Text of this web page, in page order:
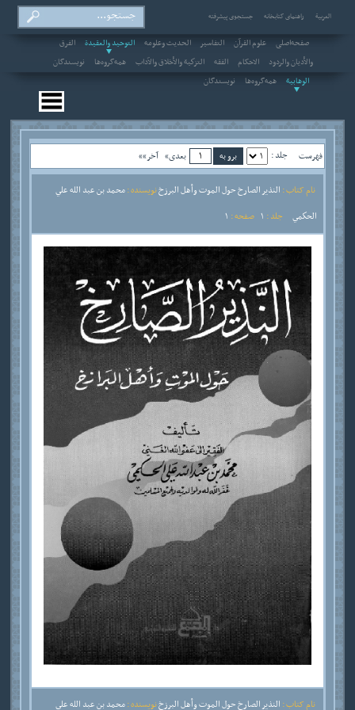
العربیة راهنمای کتابخانه جستجوی پیشرفته
صفحه‌اصلی علوم القرآن التفاسير الحديث وعلومه التوحيد والعقيدة
الفرق
والأديان والردود
الاحکام الفقه التزكية والأخلاق والآداب همه‌گروه‌ها
نویسندگان
الوهابية
همه‌گروه‌ها نویسندگان
فهرست جلد : بعدی» آخر»»
نام کتاب : النذير الصارخ حول الموت وأهل البرزخنویسنده :محمد بن عبد الله علي
الحكمي
جلد : صفحه :
نام کتاب : النذير الصارخ حول الموت وأهل البرزخنویسنده :محمد بن عبد الله علي